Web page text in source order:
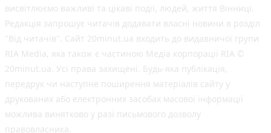
висвітлюємо важливі та цікаві події, людей, життя Вінниці.
Редакція запрошує читачів додавати власні новини в розділ
"Від читачів". Сайт 20minut.ua входить до видавничої групи
RIA Media, яка також є частиною Медіа корпорації RIA ©
20minut.ua. Усі права захищені. Будь-яка публiкацiя,
передрук чи наступне поширення матеріалів сайту у
друкованих або електронних засобах масової інформації
можлива винятково у разі письмового дозволу
правовласника.